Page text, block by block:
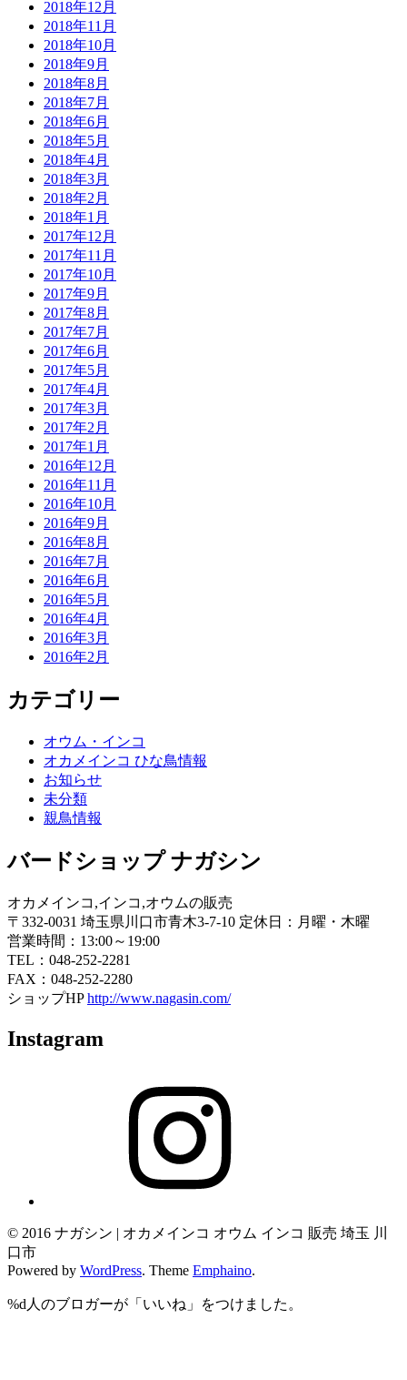
2018年12月
2018年11月
2018年10月
2018年9月
2018年8月
2018年7月
2018年6月
2018年5月
2018年4月
2018年3月
2018年2月
2018年1月
2017年12月
2017年11月
2017年10月
2017年9月
2017年8月
2017年7月
2017年6月
2017年5月
2017年4月
2017年3月
2017年2月
2017年1月
2016年12月
2016年11月
2016年10月
2016年9月
2016年8月
2016年7月
2016年6月
2016年5月
2016年4月
2016年3月
2016年2月
カテゴリー
オウム・インコ
オカメインコ ひな鳥情報
お知らせ
未分類
親鳥情報
バードショップ ナガシン
オカメインコ,インコ,オウムの販売
〒332-0031 埼玉県川口市青木3-7-10 定休日：月曜・木曜
営業時間：13:00～19:00
TEL：048-252-2281
FAX：048-252-2280
ショップHPhttp://www.nagasin.com/
Instagram
© 2016 ナガシン | オカメインコ オウム インコ 販売 埼玉 川
口市
Powered by WordPress. Theme Emphaino.
%d 人のブロガーが「いいね」をつけました。